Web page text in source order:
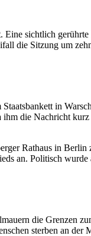
Eine sichtlich gerührte
die Sitzung um
Staatsbankett in
ihm die Nachricht
Rathaus in
an. Politisch
die Grenzen
sterben an